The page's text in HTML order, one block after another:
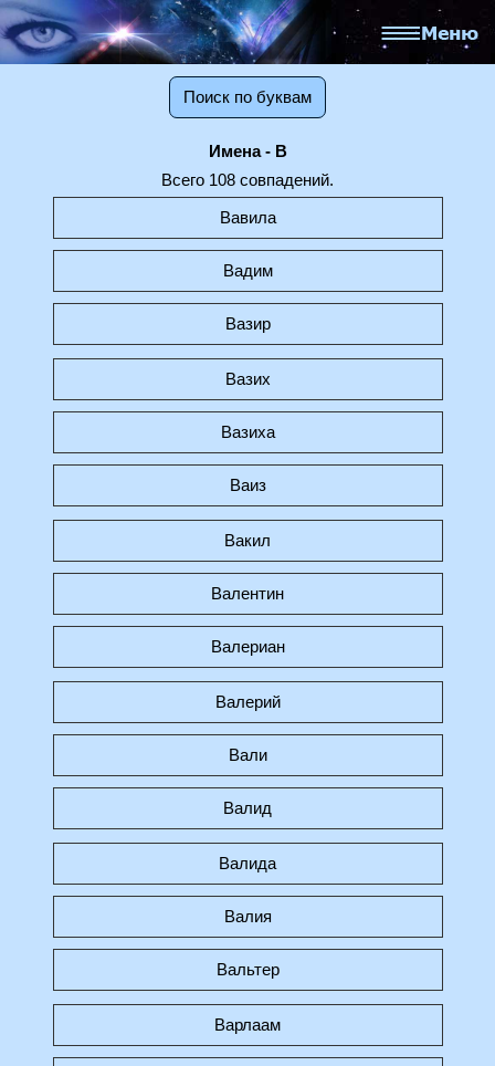
Поиск по буквам
Имена - В
Всего 108 совпадений.
Вавила
Вадим
Вазир
Вазих
Вазиха
Ваиз
Вакил
Валентин
Валериан
Валерий
Вали
Валид
Валида
Валия
Вальтер
Варлаам